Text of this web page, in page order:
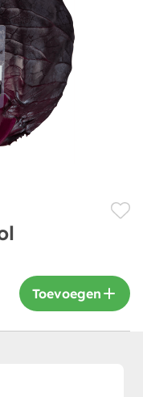
Toevoegen